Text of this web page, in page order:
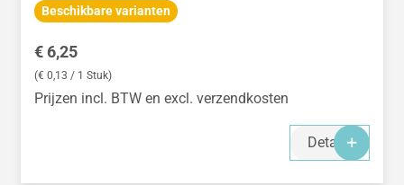
Beschikbare varianten
Normale prijs:
€ 6,25
(€ 0,13 / 1 Stuk)
Prijzen incl. BTW en excl. verzendkosten
Details